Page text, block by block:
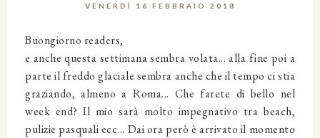
VENERDÌ 16 FEBBRAIO 2018
Buongiorno readers,
e anche questa settimana sembra volata... alla fine poi a
parte il freddo glaciale sembra anche che il tempo ci stia
graziando, almeno a Roma... Che farete di bello nel
week end? Il mio sarà molto impegnativo tra beach,
pulizie pasquali ecc... Dai ora però è arrivato il momento